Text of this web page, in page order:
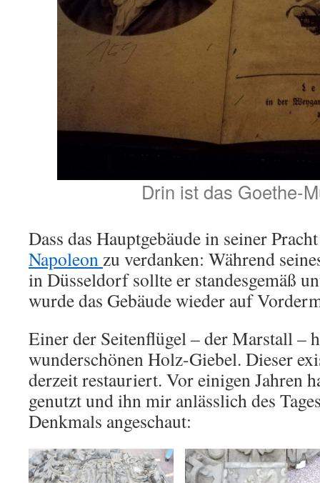
Drin ist das Goethe-
Dass das Hauptgebäude in seiner
Napoleon zu verdanken: Während
in Düsseldorf sollte er standesgemäß
wurde das Gebäude wieder auf
Einer der Seitenflügel – der Marstall –
wunderschönen Holz-Giebel. Dieser
derzeit restauriert. Vor einigen Jahren
genutzt und ihn mir anlässlich des
Denkmals angeschaut: